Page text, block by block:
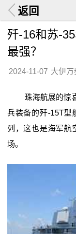
返回
歼-16和苏-
最强？
2024-11-07 大伊万
珠海航展的惊
兵装备的歼-15T型
列，这也是海军航
场。